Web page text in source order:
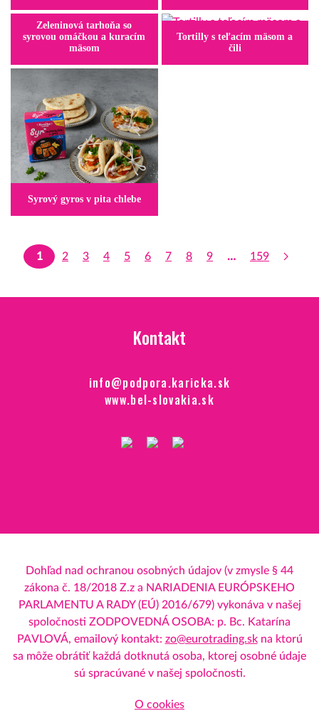
Zeleninová tarhoňa so
syrovou omáčkou a kuracím
mäsom
Tortilly s teľacím mäsom a
čili
Syrový gyros v pita chlebe
1 2 3 4 5 6 7 8 9 … 159
Kontakt
info@podpora.karicka.sk
www.bel-slovakia.sk
Dohľad nad ochranou osobných údajov (v zmysle § 44
zákona č. 18/2018 Z.z a NARIADENIA EURÓPSKEHO
PARLAMENTU A RADY (EÚ) 2016/679) vykonáva v našej
spoločnosti ZODPOVEDNÁ OSOBA: p. Bc. Katarína
PAVLOVÁ, emailový kontakt: zo@eurotrading.skna ktorú
sa môže obrátiť každá dotknutá osoba, ktorej osobné údaje
sú spracúvané v našej spoločnosti.
O cookies